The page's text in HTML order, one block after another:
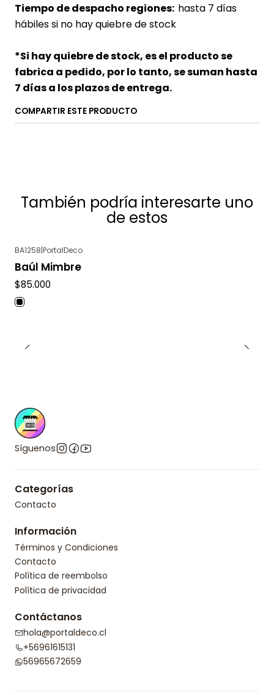
Tiempo de despacho regiones: hasta 7 días
hábiles si no hay quiebre de stock
*Si hay quiebre de stock, es el producto se
fabrica a pedido, por lo tanto, se suman hasta
7 días a los plazos de entrega.
COMPARTIR ESTE PRODUCTO
También podría interesarte uno
de estos
BA1258|PortalDeco
Baúl Mimbre
$85.000
Síguenos
Categorías
Contacto
Información
Términos y Condiciones
Contacto
Política de reembolso
Política de privacidad
Contáctanos
hola@portaldeco.cl
+56961615131
56965672659